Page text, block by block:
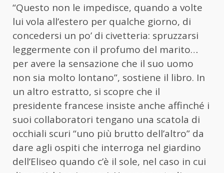
“Questo non le impedisce, quando a volte
lui vola all’estero per qualche giorno, di
concedersi un po’ di civetteria: spruzzarsi
leggermente con il profumo del marito…
per avere la sensazione che il suo uomo
non sia molto lontano”, sostiene il libro. In
un altro estratto, si scopre che il
presidente francese insiste anche affinché i
suoi collaboratori tengano una scatola di
occhiali scuri “uno più brutto dell’altro” da
dare agli ospiti che interroga nel giardino
dell’Eliseo quando c’è il sole, nel caso in cui